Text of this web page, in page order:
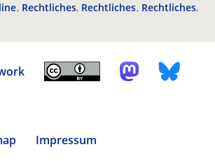
Rechtliches Rechtliches Rechtliches
Impressum